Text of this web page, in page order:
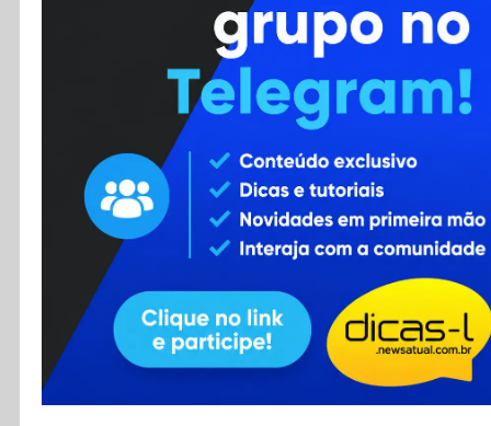
Contato
RSS